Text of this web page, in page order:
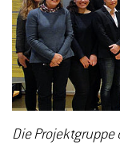
Die